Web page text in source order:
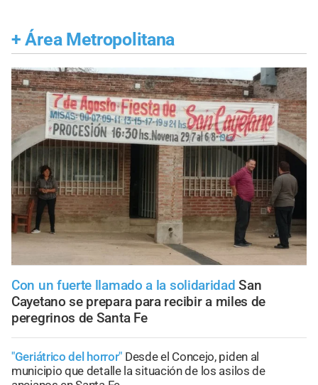
+ Área Metropolitana
Con un fuerte llamado a la solidaridad San
Cayetano se prepara para recibir a miles de
peregrinos de Santa Fe
"Geriátrico del horror" Desde el Concejo, piden al
municipio que detalle la situación de los asilos de